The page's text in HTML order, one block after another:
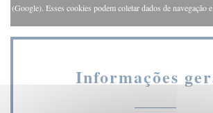
(Google). Esses cookies podem coletar dados de navegação
Informações